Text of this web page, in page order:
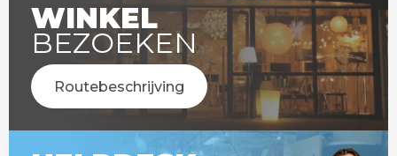
WINKEL
BEZOEKEN
Routebeschrijving